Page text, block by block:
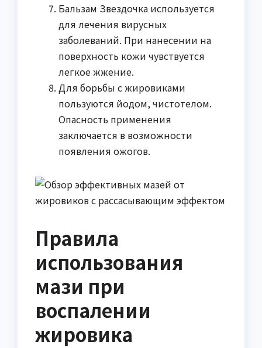
Бальзам Звездочка используется
для лечения вирусных
заболеваний. При нанесении на
поверхность кожи чувствуется
легкое жжение.
Для борьбы с жировиками
пользуются йодом, чистотелом.
Опасность применения
заключается в возможности
появления ожогов.
Правила
использования
мази при
воспалении
жировика